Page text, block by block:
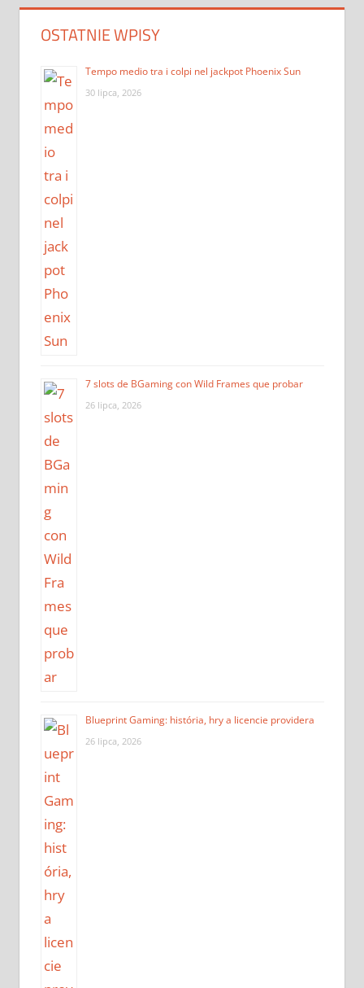
OSTATNIE WPISY
Tempo medio tra i colpi nel jackpot Phoenix Sun
30 lipca, 2026
7 slots de BGaming con Wild Frames que probar
26 lipca, 2026
Blueprint Gaming: história, hry a licencie providera
26 lipca, 2026